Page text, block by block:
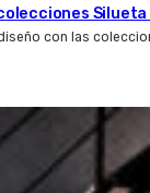
Silueta
con las